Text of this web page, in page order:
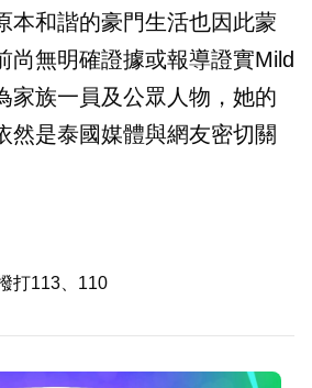
本和諧的豪門生活也因此蒙
尚無明確證據或報導證實Mild
家族一員及公眾人物，她的
然是泰國媒體與網友密切關
打113、110